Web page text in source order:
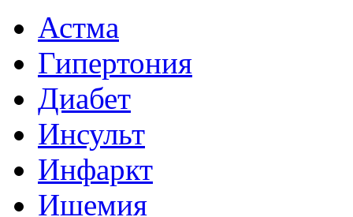
Астма
Гипертония
Диабет
Инсульт
Инфаркт
Ишемия